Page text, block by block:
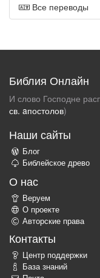
Все переводы
Библия Онлайн
И слово Господне
св. aпостолов)
Наши сайты
Блог
Библейское древо
О нас
Веруем
О проекте
Авторские права
Контакты
Центр поддержки
База знаний